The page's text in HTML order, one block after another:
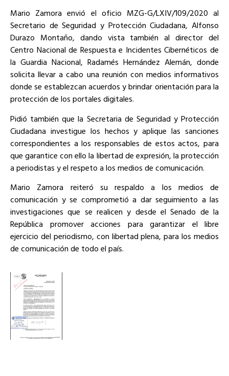
Mario Zamora envió el oficio MZG-G/LXIV/109/2020 al
Secretario de Seguridad y Protección Ciudadana, Alfonso
Durazo Montaño, dando vista también al director del
Centro Nacional de Respuesta e Incidentes Cibernéticos de
la Guardia Nacional, Radamés Hernández Alemán, donde
solicita llevar a cabo una reunión con medios informativos
donde se establezcan acuerdos y brindar orientación para la
protección de los portales digitales.
Pidió también que la Secretaria de Seguridad y Protección
Ciudadana investigue los hechos y aplique las sanciones
correspondientes a los responsables de estos actos, para
que garantice con ello la libertad de expresión, la protección
a periodistas y el respeto a los medios de comunicación.
Mario Zamora reiteró su respaldo a los medios de
comunicación y se comprometió a dar seguimiento a las
investigaciones que se realicen y desde el Senado de la
República promover acciones para garantizar el libre
ejercicio del periodismo, con libertad plena, para los medios
de comunicación de todo el país.